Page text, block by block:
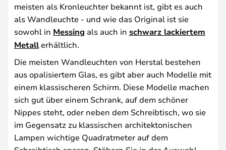
meisten als Kronleuchter bekannt ist, gibt es auch
als Wandleuchte - und wie das Original ist sie
sowohl in Messing als auch in schwarz lackiertem
Metallerhältlich.
Die meisten Wandleuchten von Herstal bestehen
aus opalisiertem Glas, es gibt aber auch Modelle mit
einem klassischeren Schirm. Diese Modelle machen
sich gut über einem Schrank, auf dem schöner
Nippes steht, oder neben dem Schreibtisch, wo sie
im Gegensatz zu klassischen architektonischen
Lampen wichtige Quadratmeter auf dem